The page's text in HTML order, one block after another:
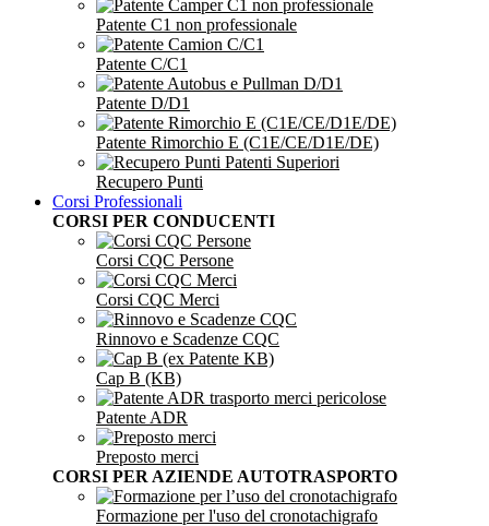
Patente C1 non professionale
Patente C/C1
Patente D/D1
Patente Rimorchio E (C1E/CE/D1E/DE)
Recupero Punti
Corsi Professionali
CORSI PER CONDUCENTI
Corsi CQC Persone
Corsi CQC Merci
Rinnovo e Scadenze CQC
Cap B (KB)
Patente ADR
Preposto merci
CORSI PER AZIENDE AUTOTRASPORTO
Formazione per l'uso del cronotachigrafo